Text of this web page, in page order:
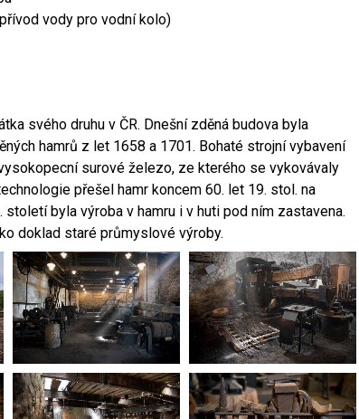
vody pro vodní kolo)
svého druhu v ČR. Dnešní zděná budova byla
hamrů z let 1658 a 1701. Bohaté strojní vybavení
surové železo, ze kterého se vykovávaly
přešel hamr koncem 60. let 19. stol. na
byla výroba v hamru i v huti pod ním zastavena.
doklad staré průmyslové výroby.